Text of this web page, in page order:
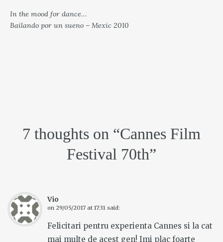
In the mood for dance…
Bailando por un sueno – Mexic 2010
7 thoughts on “Cannes Film
Festival 70th”
Vio
on 29/05/2017 at 17:31 said:
Felicitari pentru experienta Cannes si la cat
mai multe de acest gen! Imi plac foarte